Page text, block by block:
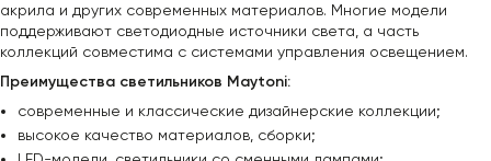
акрила и других современных материалов. Многие модели
поддерживают светодиодные источники света, а часть
коллекций совместима с системами управления освещением.
Преимущества светильников Maytoni:
современные и классические дизайнерские коллекции;
высокое качество материалов, сборки;